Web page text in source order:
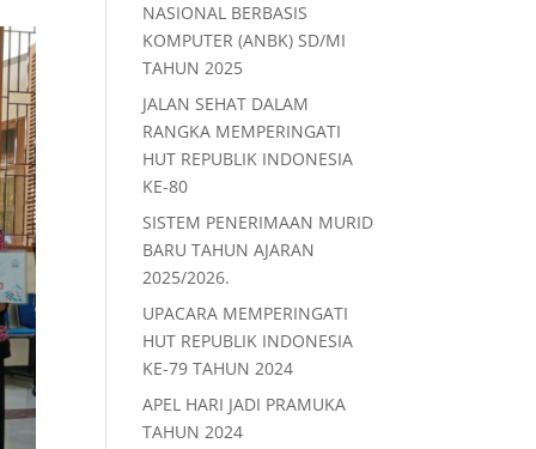
NASIONAL BERBASIS
KOMPUTER (ANBK) SD/MI
TAHUN 2025
JALAN SEHAT DALAM
RANGKA MEMPERINGATI
HUT REPUBLIK INDONESIA
KE-80
SISTEM PENERIMAAN MURID
BARU TAHUN AJARAN
2025/2026.
UPACARA MEMPERINGATI
HUT REPUBLIK INDONESIA
KE-79 TAHUN 2024
APEL HARI JADI PRAMUKA
TAHUN 2024